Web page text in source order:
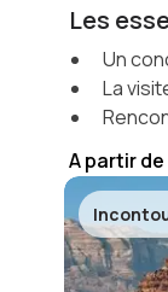
Les
Un
La
A partir de